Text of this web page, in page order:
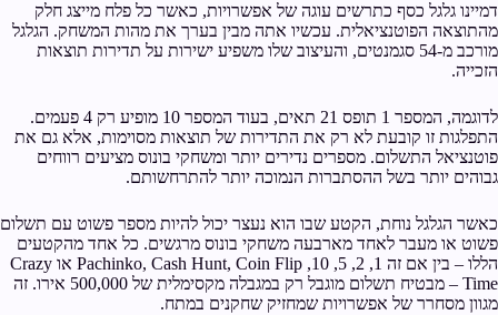
דמיינו גלגל כסף כתרשים עוגה של אפשרויות, כאשר כל פלח מייצג חלק
מהתוצאה הפוטנציאלית. עכשיו אתה מבין בערך את מהות המשחק. הגלגל
מורכב מ-54 סגמנטים, והעיצוב שלו משפיע ישירות על תדירות תוצאות
הזכייה.
לדוגמה, המספר 1 תופס 21 תאים, בעוד המספר 10 מופיע רק 4 פעמים.
התפלגות זו קובעת לא רק את התדירות של תוצאות מסוימות, אלא גם את
פוטנציאל התשלום. מספרים נדירים יותר ומשחקי בונוס מציעים רווחים
גבוהים יותר בשל ההסתברות הנמוכה יותר להתרחשותם.
כאשר הגלגל נוחת, הקטע שבו הוא נעצר יכול להיות מספר פשוט עם תשלום
פשוט או מעבר לאחד מארבעה משחקי בונוס מרגשים. כל אחד מהקטעים
הללו – בין אם זה 1, 2, 5, 10, Pachinko, Cash Hunt, Coin Flip או Crazy
Time – מבטיח תשלום מוגבל רק במגבלה מקסימלית של 500,000 אירו. זה
מגוון מסחרר של אפשרויות שמחזיק שחקנים במתח.